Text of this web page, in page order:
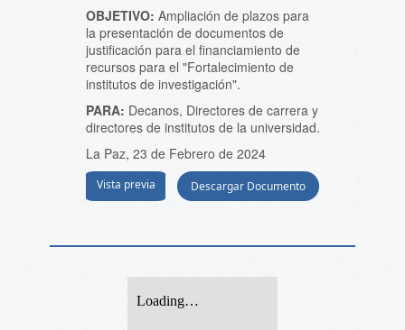
OBJETIVO: Ampliación de plazos para
la presentación de documentos de
justificación para el financiamiento de
recursos para el "Fortalecimiento de
institutos de investigación".
PARA: Decanos, Directores de carrera y
directores de institutos de la universidad.
La Paz, 23 de Febrero de 2024
Vista previa Descargar Documento